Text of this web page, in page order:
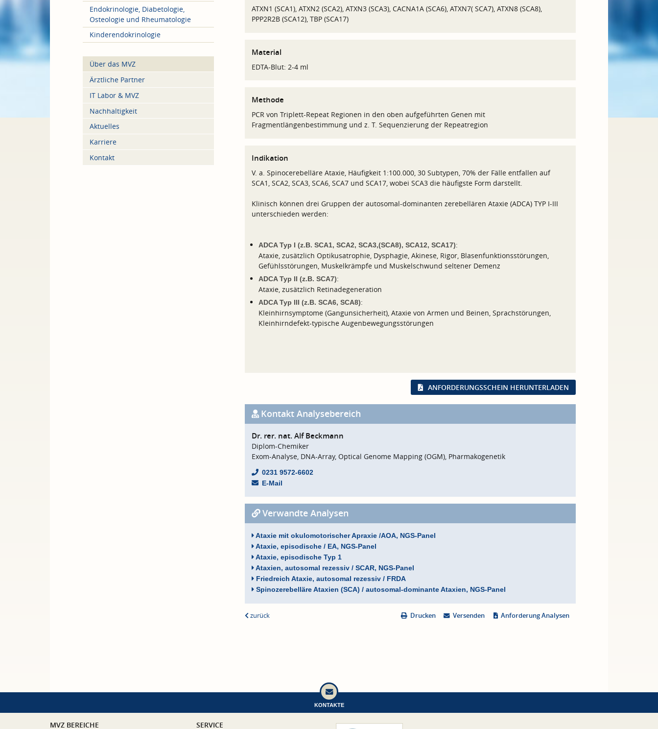
Endokrinologie, Diabetologie,
Osteologie und Rheumatologie
Kinderendokrinologie
Über das MVZ
Ärztliche Partner
IT Labor & MVZ
Nachhaltigkeit
Aktuelles
Karriere
Kontakt
ATXN1 (SCA1), ATXN2 (SCA2), ATXN3 (SCA3), CACNA1A (SCA6), ATXN7( SCA7), ATXN8 (SCA8),
PPP2R2B (SCA12), TBP (SCA17)
Material
EDTA-Blut: 2-4 ml
Methode
PCR von Triplett-Repeat Regionen in den oben aufgeführten Genen mit
Fragmentlängenbestimmung und z. T. Sequenzierung der Repeatregion
Indikation
V. a. Spinocerebelläre Ataxie, Häufigkeit 1:100.000, 30 Subtypen, 70% der Fälle entfallen auf
SCA1, SCA2, SCA3, SCA6, SCA7 und SCA17, wobei SCA3 die häufigste Form darstellt.
Klinisch können drei Gruppen der autosomal-dominanten zerebellären Ataxie (ADCA) TYP I-III
unterschieden werden:
ADCA Typ I (z.B. SCA1, SCA2, SCA3,(SCA8), SCA12, SCA17):
Ataxie, zusätzlich Optikusatrophie, Dysphagie, Akinese, Rigor, Blasenfunktionsstörungen,
Gefühlsstörungen, Muskelkrämpfe und Muskelschwund seltener Demenz
ADCA Typ II (z.B. SCA7):
Ataxie, zusätzlich Retinadegeneration
ADCA Typ III (z.B. SCA6, SCA8):
Kleinhirnsymptome (Gangunsicherheit), Ataxie von Armen und Beinen, Sprachstörungen,
Kleinhirndefekt-typische Augenbewegungsstörungen
ANFORDERUNGSSCHEIN HERUNTERLADEN
Kontakt Analysebereich
Dr. rer. nat. Alf Beckmann
Diplom-Chemiker
Exom-Analyse, DNA-Array, Optical Genome Mapping (OGM), Pharmakogenetik
0231 9572-6602
E-Mail
Verwandte Analysen
Ataxie mit okulomotorischer Apraxie /AOA, NGS-Panel
Ataxie, episodische / EA, NGS-Panel
Ataxie, episodische Typ 1
Ataxien, autosomal rezessiv / SCAR, NGS-Panel
Friedreich Ataxie, autosomal rezessiv / FRDA
Spinozerebelläre Ataxien (SCA) / autosomal-dominante Ataxien, NGS-Panel
Drucken Versenden Anforderung Analysen
zurück
KONTAKTE
MVZ BEREICHE SERVICE